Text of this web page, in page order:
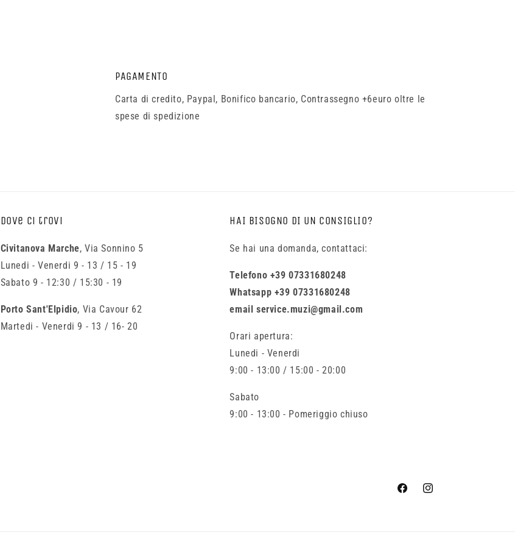
PAGAMENTO
Carta di credito, Paypal, Bonifico bancario, Contrassegno +6euro oltre le
spese di spedizione
Dove ci trovi
Civitanova Marche, Via Sonnino 5
Lunedi - Venerdi 9 - 13 / 15 - 19
Sabato 9 - 12:30 / 15:30 - 19
Porto Sant'Elpidio, Via Cavour 62
Martedi - Venerdi 9 - 13 / 16- 20
HAI BISOGNO DI UN CONSIGLIO?
Se hai una domanda, contattaci:
Telefono +39 07331680248
Whatsapp +39 07331680248
email service.muzi@gmail.com
Orari apertura:
Lunedi - Venerdi
9:00 - 13:00 / 15:00 - 20:00
Sabato
9:00 - 13:00 - Pomeriggio chiuso
FacebookInstagram